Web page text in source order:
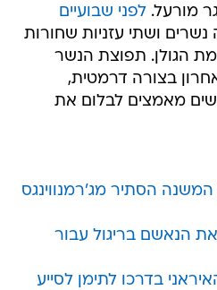
מורעל.לפני שבועיים
ושתי עזניות שחורות
הגולן. תפוצת הנשר
בצורה דרמטית,
מאמצים לבלום את
הסתיר מג'רמנווינגס
הנאשם בריגול עבור
בדרכו לתימן לסייע